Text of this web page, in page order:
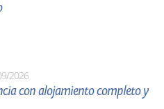
2026
con alojamiento completo y